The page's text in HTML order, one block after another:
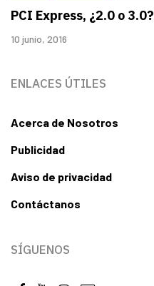
PCI Express, ¿2.0 o 3.0?
10 junio, 2016
ENLACES ÚTILES
Acerca de Nosotros
Publicidad
Aviso de privacidad
Contáctanos
SÍGUENOS